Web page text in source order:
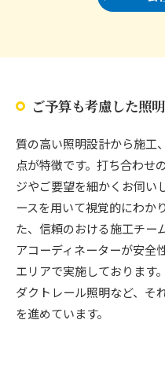
ご予算も考慮した照
質の高い照明設計から施工
点が特徴です。打ち合わせ
ジやご要望を細かくお伺い
ースを用いて視覚的にわか
た、信頼のおける施工チー
アコーディネーターが安全
エリアで実施しております
ダクトレール照明など、そ
を進めています。